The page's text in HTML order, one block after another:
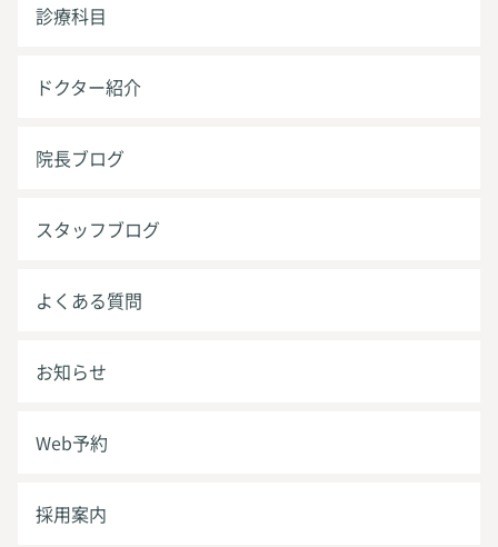
診療科目
ドクター紹介
院長ブログ
スタッフブログ
よくある質問
お知らせ
Web予約
採用案内